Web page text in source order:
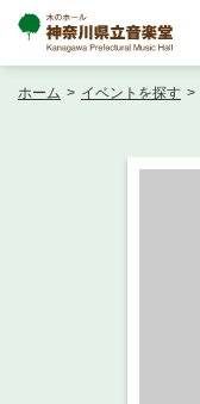
ホーム > イベントを探す >